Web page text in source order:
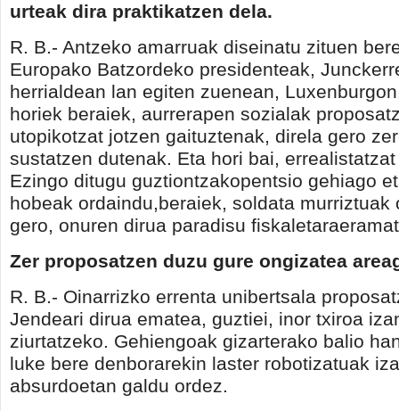
urteak dira praktikatzen dela.
R. B.- Antzeko amarruak diseinatu zituen
Europako Batzordeko presidenteak,
herrialdean lan egiten zuenean,
horiek beraiek, aurrerapen sozialak
utopikotzat jotzen gaituztenak, direla gero
sustatzen dutenak. Eta hori bai,
Ezingo ditugu guztiontzakopentsio gehiago
hobeak ordaindu,beraiek, soldata murriztuak
gero, onuren dirua paradisu
Zer proposatzen duzu gure ongizatea
R. B.- Oinarrizko errenta unibertsala
Jendeari dirua ematea, guztiei, inor txiroa
ziurtatzeko. Gehiengoak gizarterako balio
luke bere denborarekin laster robotizatuak
absurdoetan galdu ordez.